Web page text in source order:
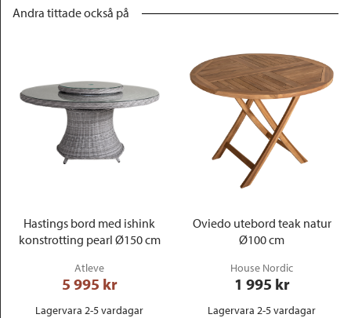
Andra tittade också på
Hastings bord med ishink
konstrotting pearl Ø150 cm
Atleve
5 995 kr
Lagervara 2-5 vardagar
Oviedo utebord teak natur
Ø100 cm
House Nordic
1 995 kr
Lagervara 2-5 vardagar